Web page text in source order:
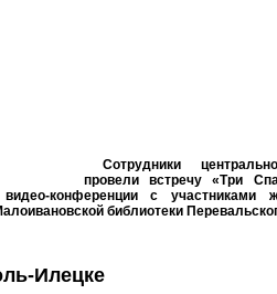
Сотрудники
провели встречу «Три
конференции с участниками
библиотеки
Илецке